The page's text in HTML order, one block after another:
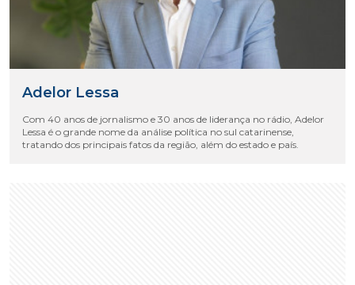
Adelor Lessa
Com 40 anos de jornalismo e 30 anos de liderança no rádio, Adelor
Lessa é o grande nome da análise política no sul catarinense,
tratando dos principais fatos da região, além do estado e país.